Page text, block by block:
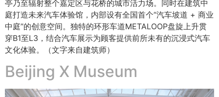
亭乃至辐射整个嘉定区与花桥的城市活力场。同时在建筑中
庭打造未来汽车体验馆，内部设有全国首个“汽车坡道 + 商业
中庭”的创意空间。独特的环形车道METALOOP盘旋上升贯
穿B1至L3，结合汽车展示为顾客提供前所未有的沉浸式汽车
文化体验。（文字来自建筑师）
Beijing X Museum